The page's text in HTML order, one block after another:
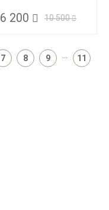
6 200 10 500
7 8 9 11